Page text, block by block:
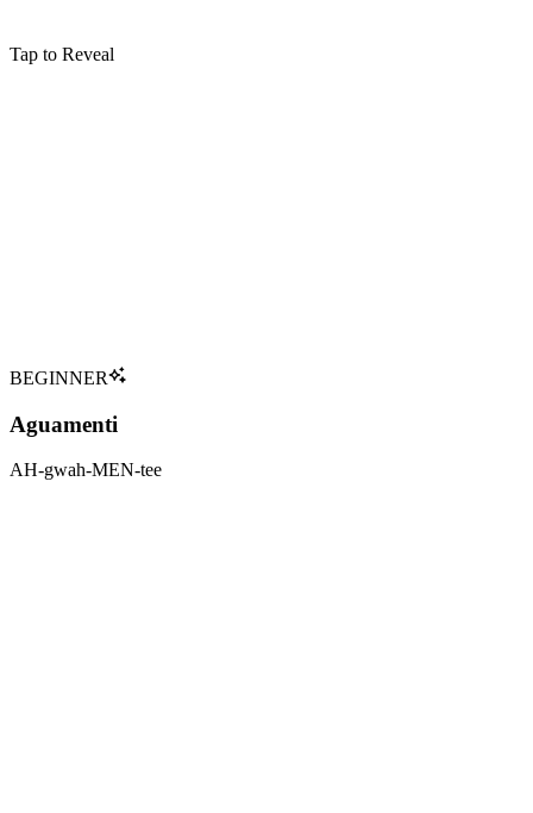
Tap to Reveal
BEGINNER
Aguamenti
AH-gwah-MEN-tee